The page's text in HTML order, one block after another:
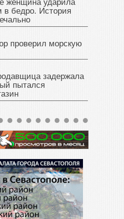
женщина ударила
бедро. История
проверил морскую
задержала
пытался